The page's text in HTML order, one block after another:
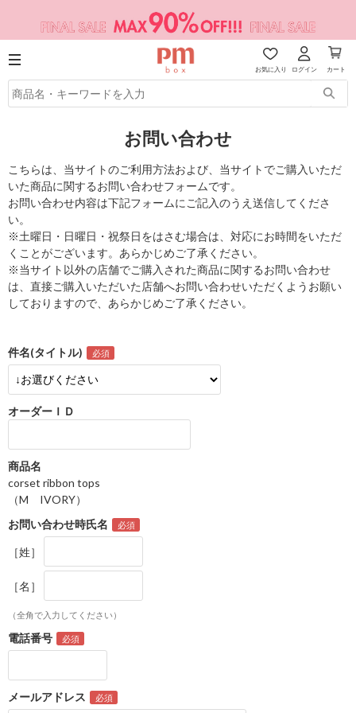
お気に入り ログイン カート
お問い合わせ
こちらは、当サイトのご利用方法および、当サイトでご購入いただ
いた商品に関するお問い合わせフォームです。
お問い合わせ内容は下記フォームにご記入のうえ送信してくださ
い。
※土曜日・日曜日・祝祭日をはさむ場合は、対応にお時間をいただ
くことがございます。あらかじめご了承ください。
※当サイト以外の店舗でご購入された商品に関するお問い合わせ
は、直接ご購入いただいた店舗へお問い合わせいただくようお願い
しておりますので、あらかじめご了承ください。
件名(タイトル)
オーダーＩＤ
商品名
corset ribbon tops
（M IVORY）
お問い合わせ時氏名
［姓］
［名］
（全角で入力してください）
電話番号
メールアドレス